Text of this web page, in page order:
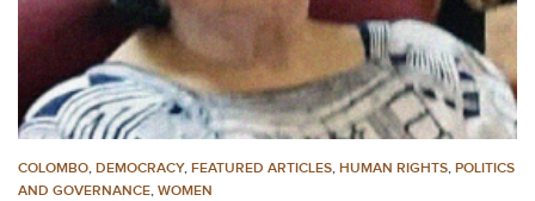
COLOMBO, DEMOCRACY, FEATURED ARTICLES, HUMAN RIGHTS, POLITICS
AND GOVERNANCE, WOMEN